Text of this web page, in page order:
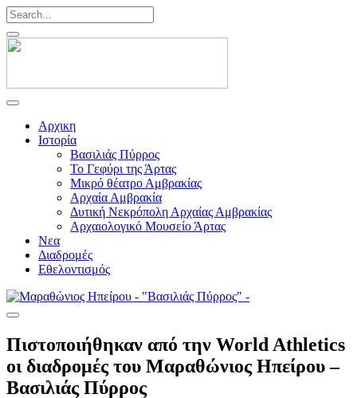
Αρχικη
Ιστορία
Βασιλιάς Πύρρος
Το Γεφύρι της Άρτας
Μικρό θέατρο Αμβρακίας
Αρχαία Αμβρακία
Δυτική Νεκρόπολη Αρχαίας Αμβρακίας
Αρχαιολογικό Μουσείο Άρτας
Νεα
Διαδρομές
Εθελοντισμός
Πιστοποιήθηκαν από την World Athletics
οι διαδρομές του Μαραθώνιος Ηπείρου –
Βασιλιάς Πύρρος